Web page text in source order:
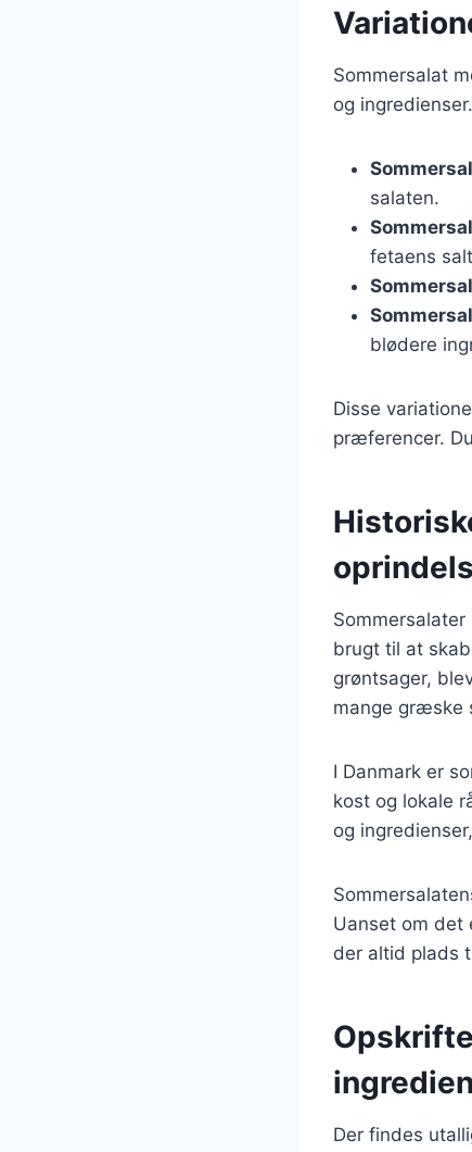
Sommersalat
og
salaten.
fetaens
blødere
Disse
præferencer.
brugt til at
grøntsager,
mange græske
I Danmark er
kost og lokale
og
Uanset om det
der altid plads
Der findes